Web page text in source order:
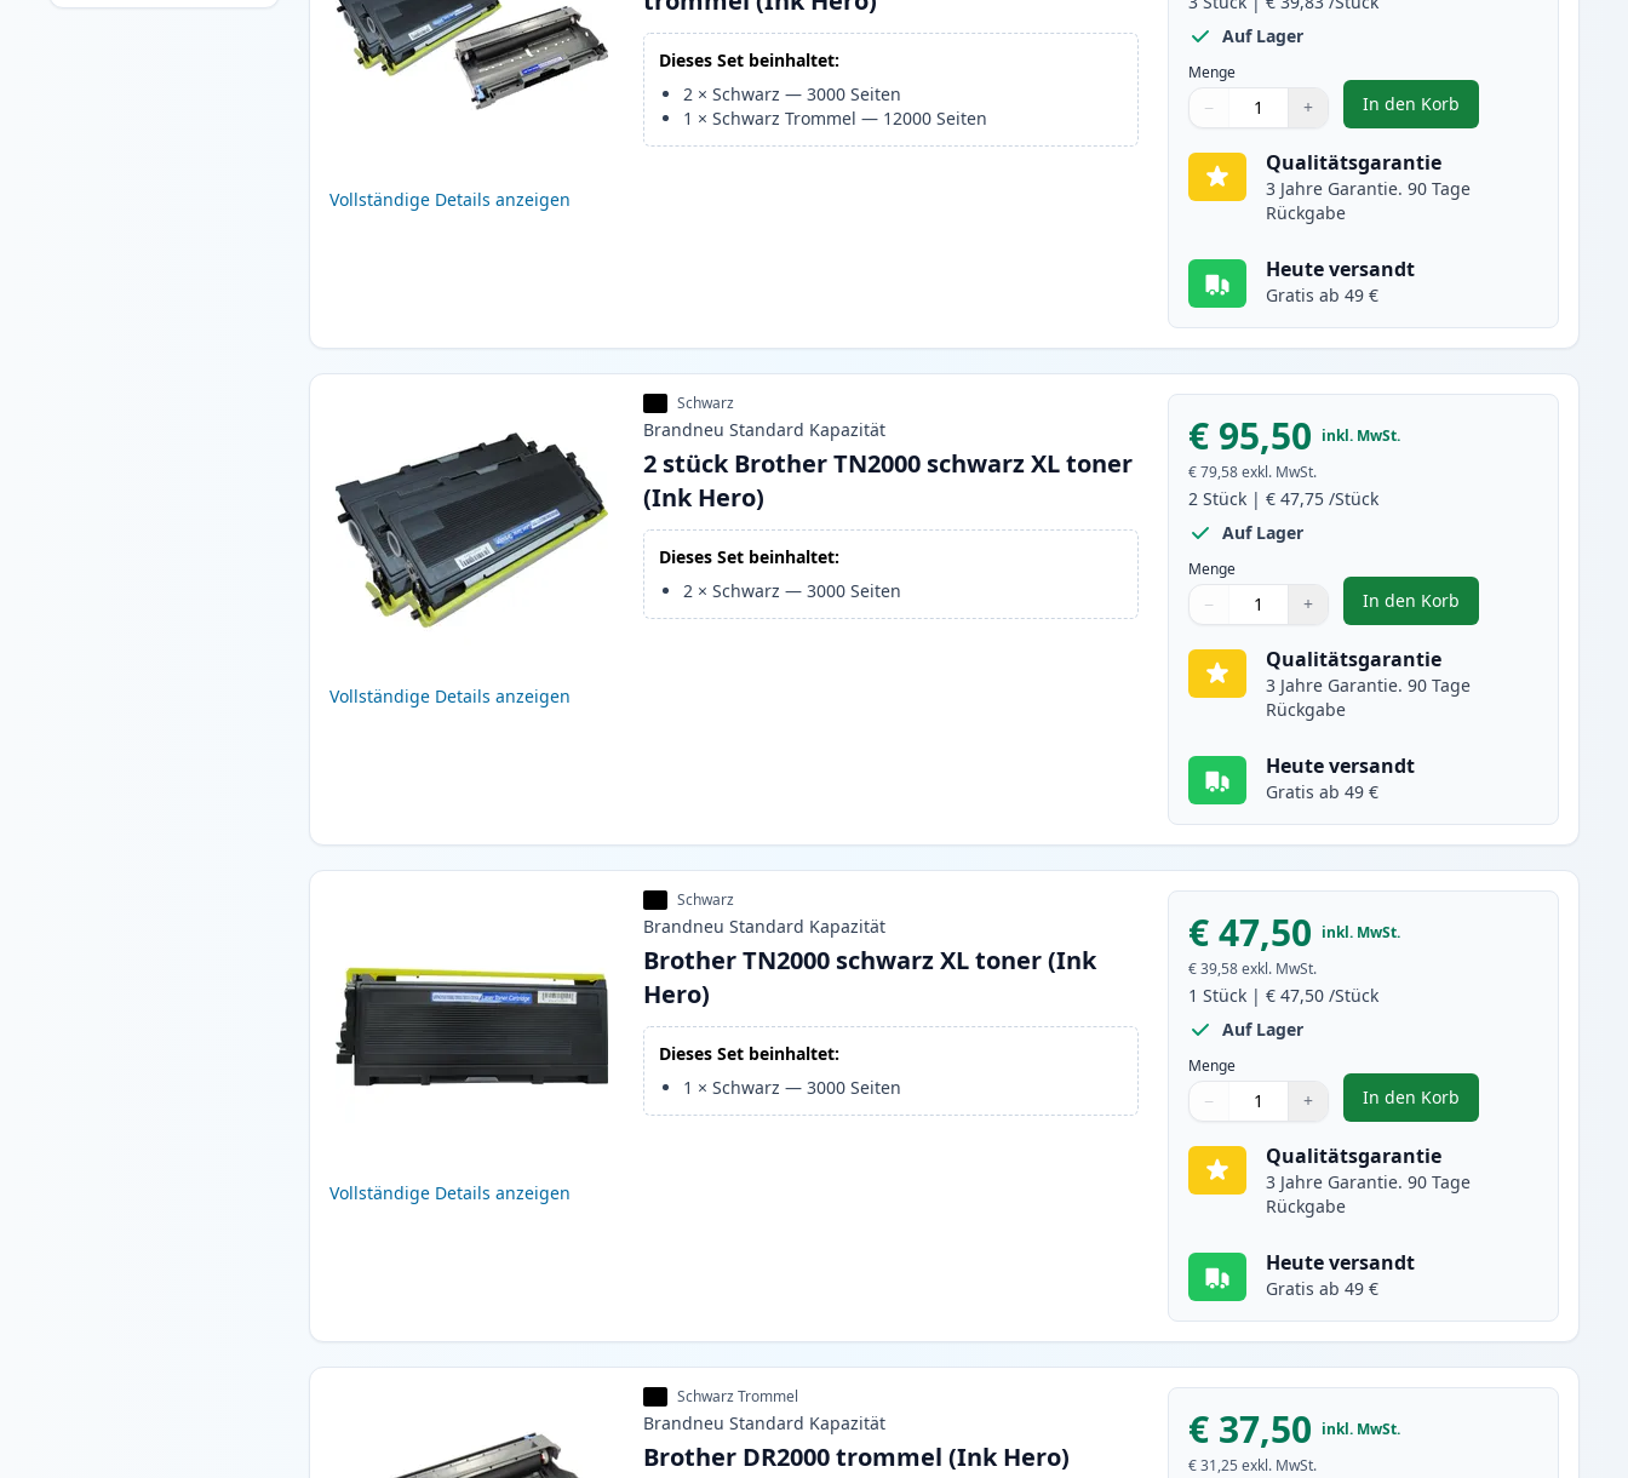
Vollständige Details anzeigen
Dieses Set beinhaltet:
2 ×Schwarz —3000 Seiten
1 ×Schwarz Trommel — 12000 Seiten
Auf Lager
Menge
Menge
Verwenden Sie die Tasten, um anzupassen
− +
Menge 1
In den Korb
, 3 stück Brother TN2000
Qualitätsgarantie
3 Jahre Garantie. 90 Tage
Rückgabe
Heute versandt
Gratis ab 49 €
Vollständige Details anzeigen
Schwarz
Brandneu Standard Kapazität
2 stück Brother TN2000 schwarz XL toner
(Ink Hero)
Dieses Set beinhaltet:
2 ×Schwarz —3000 Seiten
€ 95,50 inkl. MwSt.
€ 79,58 exkl. MwSt.
2 Stück |€ 47,75 /Stück
Auf Lager
Menge
Menge
Verwenden Sie die Tasten, um anzupassen
− +
Menge 1
In den Korb
, 2 stück Brother TN2000
Qualitätsgarantie
3 Jahre Garantie. 90 Tage
Rückgabe
Heute versandt
Gratis ab 49 €
Vollständige Details anzeigen
Schwarz
Brandneu Standard Kapazität
Brother TN2000 schwarz XL toner (Ink
Hero)
Dieses Set beinhaltet:
1 ×Schwarz —3000 Seiten
€ 47,50 inkl. MwSt.
€ 39,58 exkl. MwSt.
1 Stück |€ 47,50 /Stück
Auf Lager
Menge
Menge
Verwenden Sie die Tasten, um anzupassen
− +
Menge 1
In den Korb
, Brother TN2000 schwarz
Qualitätsgarantie
3 Jahre Garantie. 90 Tage
Rückgabe
Heute versandt
Gratis ab 49 €
Schwarz Trommel
Brandneu Standard Kapazität
Brother DR2000 trommel (Ink Hero)
€ 37,50 inkl. MwSt.
€ 31,25 exkl. MwSt.